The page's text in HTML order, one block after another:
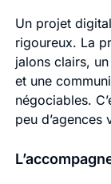
Un projet
rigoureux. La
jalons clairs,
et une
négociables.
peu d’agences